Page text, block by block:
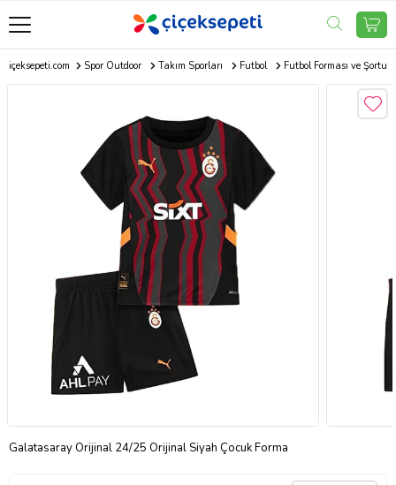
Çiçeksepeti.com Spor Outdoor Takım Sporları Futbol Futbol Forması ve Şortu
Galatasaray Orijinal 24/25 Orijinal Siyah Çocuk Forma